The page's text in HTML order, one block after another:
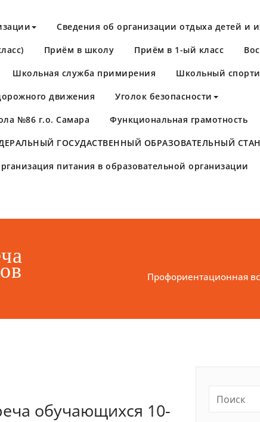
Сведения об организации отдыха детей и
Приём в школу Приём в 1-ый класс
Школьная служба примирения Школьный
движения Уголок безопасности
№86 г.о. Самара Функциональная грамотность
ГОСУДАСТВЕННЫЙ ОБРАЗОВАТЕЛЬНЫЙ
питания в образовательной организации
Профориентационная
обучающихся 10-